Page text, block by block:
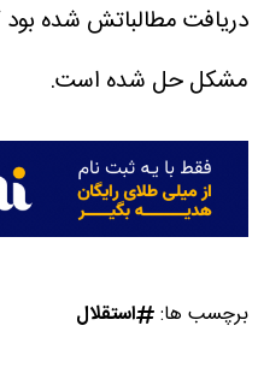
دریافت مطالباتش شده بود
مشکل حل شده است.
برچسب ها: استقلال